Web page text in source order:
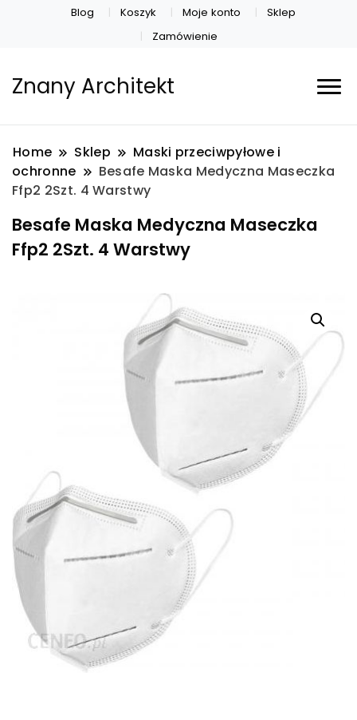
Blog Koszyk Moje konto
Sklep
Zamówienie
Znany Architekt
Home Sklep
Maski przeciwpyłowe i
ochronne
Besafe Maska Medyczna Maseczka
Ffp2 2Szt. 4 Warstwy
Besafe Maska Medyczna Maseczka
Ffp2 2Szt. 4 Warstwy